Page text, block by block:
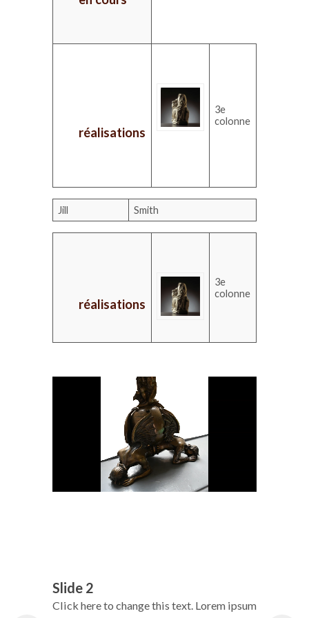
réalisations
3e
colonne
Jill Smith
réalisations
3e
colonne
Slide 2
Click here to change this text. Lorem ipsum